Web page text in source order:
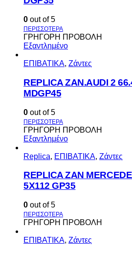
0 out of 5
ΓΡΗΓΟΡΗ ΠΡΟΒΟΛΗ
Εξαντλημένο
ΕΠΙΒΑΤΙΚΑ, Ζάντες
REPLICA ZAN.AUDI 2
MDGP45
0 out of 5
ΓΡΗΓΟΡΗ ΠΡΟΒΟΛΗ
Εξαντλημένο
Replica, ΕΠΙΒΑΤΙΚΑ, Ζάντες
REPLICA ZAN
5X112 GP35
0 out of 5
ΓΡΗΓΟΡΗ ΠΡΟΒΟΛΗ
ΕΠΙΒΑΤΙΚΑ, Ζάντες